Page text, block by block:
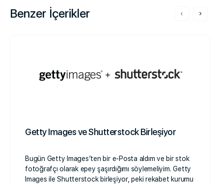
Benzer İçerikler
Getty Images ve Shutterstock Birleşiyor
Bugün Getty Images’ten bir e-Posta aldım ve bir stok
fotoğrafçı olarak epey şaşırdığımı söylemeliyim. Getty
Images ile Shutterstock birleşiyor, peki rekabet kurumu